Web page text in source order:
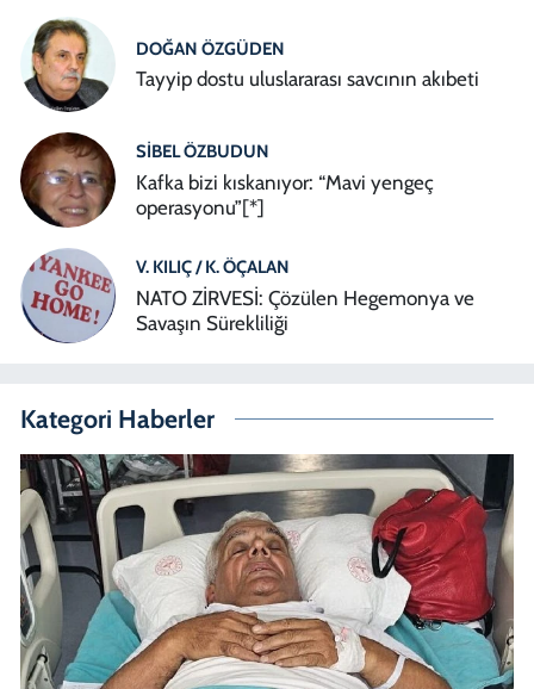
DOĞAN ÖZGÜDEN
Tayyip dostu uluslararası savcının akıbeti
SIBEL ÖZBUDUN
Kafka bizi kıskanıyor: “Mavi yengeç
operasyonu”[*]
V. KILIÇ / K. ÖÇALAN
NATO ZİRVESİ: Çözülen Hegemonya ve
Savaşın Sürekliliği
Kategori Haberler